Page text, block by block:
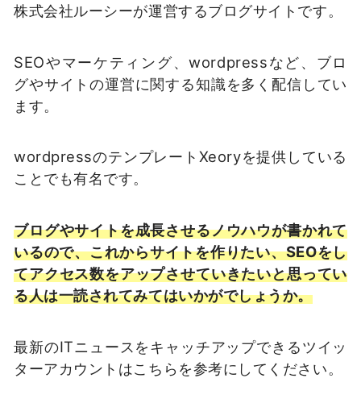
株式会社ルーシーが運営するブログサイトです。
SEOやマーケティング、wordpressなど、ブロ
グやサイトの運営に関する知識を多く配信してい
ます。
wordpressのテンプレートXeoryを提供している
ことでも有名です。
ブログやサイトを成長させるノウハウが書かれて
いるので、これからサイトを作りたい、SEOをし
てアクセス数をアップさせていきたいと思ってい
る人は一読されてみてはいかがでしょうか。
最新のITニュースをキャッチアップできるツイッ
ターアカウントはこちらを参考にしてください。